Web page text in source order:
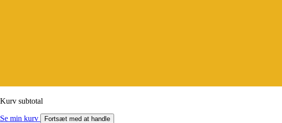
Kurv subtotal
Se min kurv Fortsæt med at handle